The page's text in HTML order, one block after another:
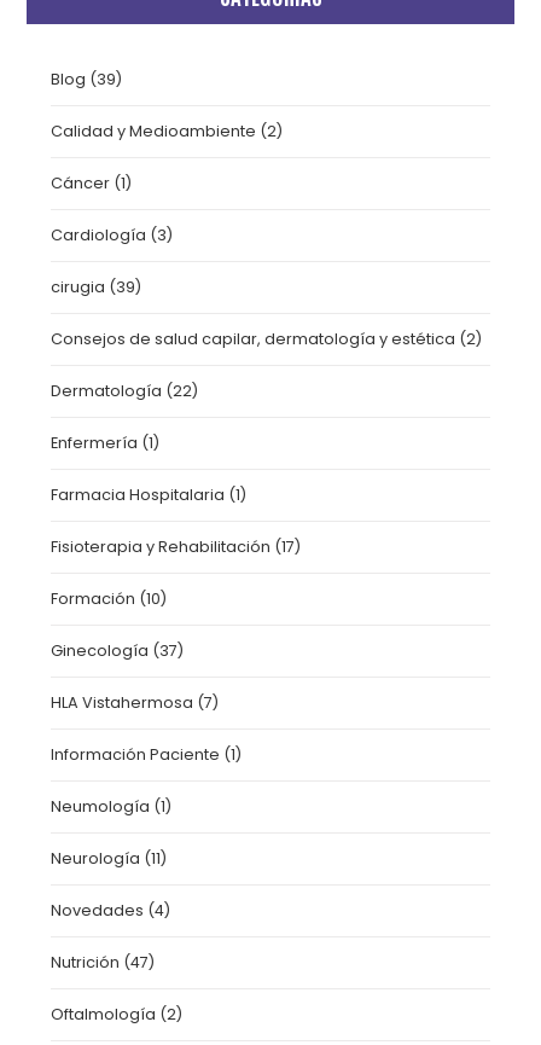
Blog (39)
Calidad y Medioambiente (2)
Cáncer (1)
Cardiología (3)
cirugia (39)
Consejos de salud capilar, dermatología y estética (2)
Dermatología (22)
Enfermería (1)
Farmacia Hospitalaria (1)
Fisioterapia y Rehabilitación (17)
Formación (10)
Ginecología (37)
HLA Vistahermosa (7)
Información Paciente (1)
Neumología (1)
Neurología (11)
Novedades (4)
Nutrición (47)
Oftalmología (2)